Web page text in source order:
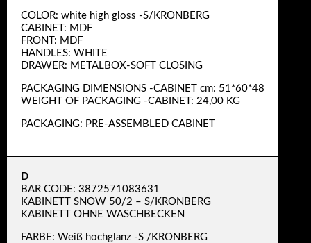
COLOR: white high gloss -S/KRONBERG
CABINET: MDF
FRONT: MDF
HANDLES: WHITE
DRAWER: METALBOX-SOFT CLOSING
PACKAGING DIMENSIONS -CABINET cm: 51*60*48
WEIGHT OF PACKAGING -CABINET: 24,00 KG
PACKAGING: PRE-ASSEMBLED CABINET
D
BAR CODE: 3872571083631
KABINETT SNOW 50/2 – S/KRONBERG
KABINETT OHNE WASCHBECKEN
FARBE: Weiß hochglanz -S /KRONBERG